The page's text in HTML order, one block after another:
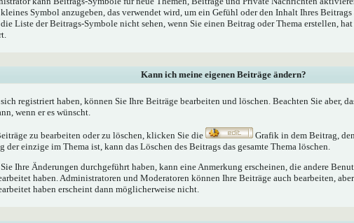
Symbol anzugeben, das verwendet wird, um ein Gefühl oder den Inhalt Ihres
Liste der Beitrags-Symbole nicht sehen, wenn Sie einen Beitrag oder Thema erstellen,
Kann ich meine eigenen Beiträge ändern?
registriert haben, können Sie Ihre Beiträge bearbeiten und löschen. Beachten Sie aber,
wenn er es wünscht.
zu bearbeiten oder zu löschen, klicken Sie die
Grafik in dem Beitrag,
der einzige im Thema ist, kann das Löschen des Beitrags das gesamte Thema löschen.
Ihre Änderungen durchgeführt haben, kann eine Anmerkung erscheinen, die andere
haben. Administratoren und Moderatoren können Ihre Beiträge auch bearbeiten,
haben erscheint dann möglicherweise nicht.